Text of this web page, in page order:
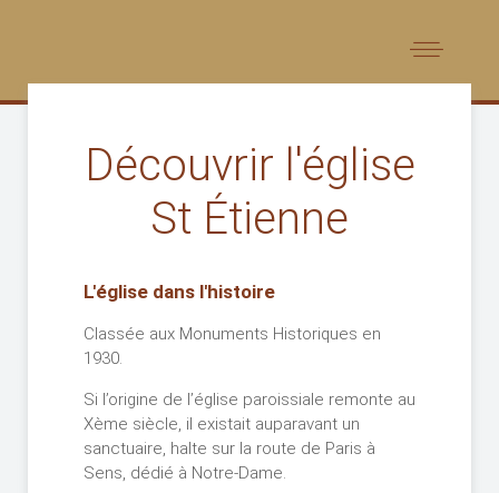
Découvrir l'église
St Étienne
L'église dans l'histoire
Classée aux Monuments Historiques en
1930.
Si l’origine de l’église paroissiale remonte au
Xème siècle, il existait auparavant un
sanctuaire, halte sur la route de Paris à
Sens, dédié à Notre-Dame.